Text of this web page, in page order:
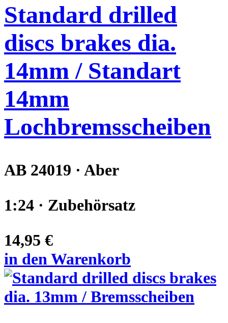
Standard drilled
discs brakes dia.
14mm / Standart
14mm
Lochbremsscheiben
AB 24019 · Aber
1:24 · Zubehörsatz
14,95 €
in den Warenkorb